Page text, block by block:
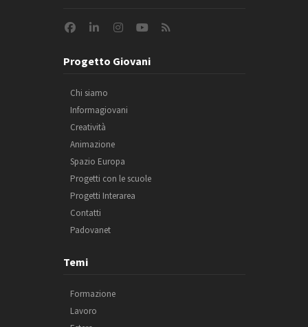
Progetto Giovani
Chi siamo
Informagiovani
Creatività
Animazione
Spazio Europa
Progetti con le scuole
Progetti Interarea
Contatti
Padovanet
Temi
Formazione
Lavoro